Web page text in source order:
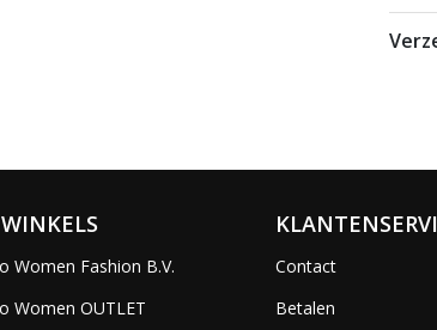
Women Fashion B.V.
Women OUTLET
Contact
Betalen